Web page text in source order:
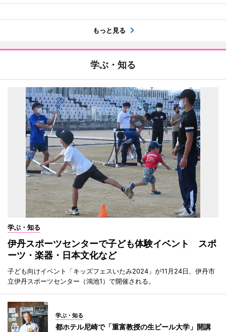
もっと見る
学ぶ・知る
学ぶ・知る
伊丹スポーツセンターで子ども体験イベント スポ
ーツ・楽器・日本文化など
子ども向けイベント「キッズフェスいたみ2024」が11月24日、伊丹市
立伊丹スポーツセンター（鴻池1）で開催される。
学ぶ・知る
都ホテル尼崎で「重富教授の生ビール大学」開講